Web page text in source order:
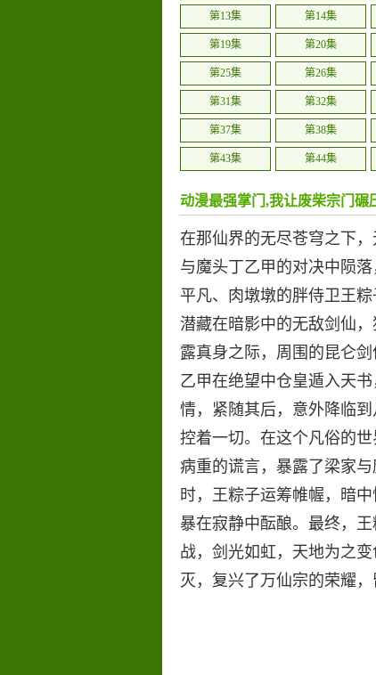
第13集 第14集
第19集 第20集
第25集 第26集
第31集 第32集
第37集 第38集
第43集 第44集
第55集 第56集
第61集 第62集
第67集 第68集
动漫最强掌门,我让废柴宗门碾
在那仙界的无尽苍穹之下
与魔头丁乙甲的对决中陨
平凡、肉墩墩的胖侍卫王
潜藏在暗影中的无敌剑仙
露真身之际，周围的昆仑
乙甲在绝望中仓皇遁入天
情，紧随其后，意外降临
控着一切。在这个凡俗的
病重的谎言，暴露了梁家
时，王粽子运筹帷幄，暗
暴在寂静中酝酿。最终，
战，剑光如虹，天地为之
灭，复兴了万仙宗的荣耀